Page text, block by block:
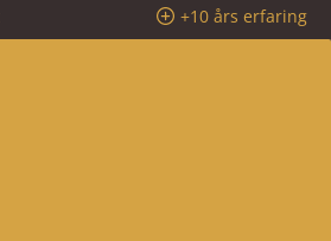
+10 års erfaring